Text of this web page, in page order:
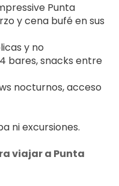
Punta
y cena bufé en sus
y no
bares, snacks entre
nocturnos, acceso
ni excursiones.
viajar a Punta